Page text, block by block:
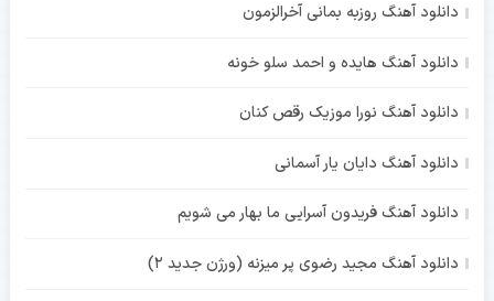
دانلود آهنگ روزبه بمانی آخرالزمون
دانلود آهنگ هایده و احمد سلو خونه
دانلود آهنگ نورا موزیک رقص کنان
دانلود آهنگ دایان یار آسمانی
دانلود آهنگ فریدون آسرایی ما بهار می شویم
دانلود آهنگ مجید رضوی پر میزنه (ورژن جدید 2)